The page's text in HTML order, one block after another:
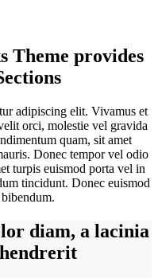
Theme provides
adipiscing elit. Vivamus et
orci, molestie vel gravida
quam, sit amet
Donec tempor vel odio
turpis euismod porta vel in
tincidunt. Donec euismod
diam, a lacinia